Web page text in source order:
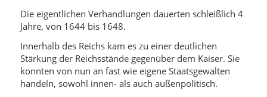
Die eigentlichen Verhandlungen dauerten schleißlich 4
Jahre, von 1644 bis 1648.
Innerhalb des Reichs kam es zu einer deutlichen
Stärkung der Reichsstände gegenüber dem Kaiser. Sie
konnten von nun an fast wie eigene Staatsgewalten
handeln, sowohl innen- als auch außenpolitisch.